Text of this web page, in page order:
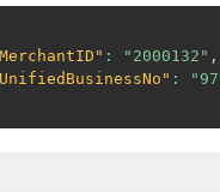
: "2000132" ,
: